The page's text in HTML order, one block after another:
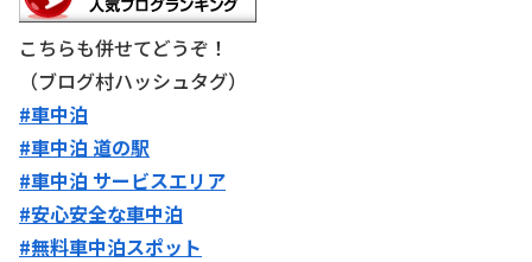
こちらも併せてどうぞ！
（ブログ村ハッシュタグ）
#車中泊
#車中泊 道の駅
#車中泊 サービスエリア
#安心安全な車中泊
#無料車中泊スポット